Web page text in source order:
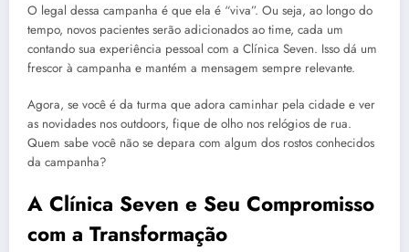
O legal dessa campanha é que ela é “viva”. Ou seja, ao longo do
tempo, novos pacientes serão adicionados ao time, cada um
contando sua experiência pessoal com a Clínica Seven. Isso dá um
frescor à campanha e mantém a mensagem sempre relevante.
Agora, se você é da turma que adora caminhar pela cidade e ver
as novidades nos outdoors, fique de olho nos relógios de rua.
Quem sabe você não se depara com algum dos rostos conhecidos
da campanha?
A Clínica Seven e Seu Compromisso
com a Transformação